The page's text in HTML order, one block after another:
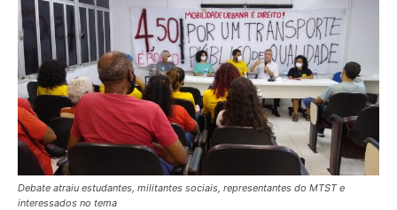
Debate atraiu estudantes, militantes sociais, representantes do MTST e
interessados no tema